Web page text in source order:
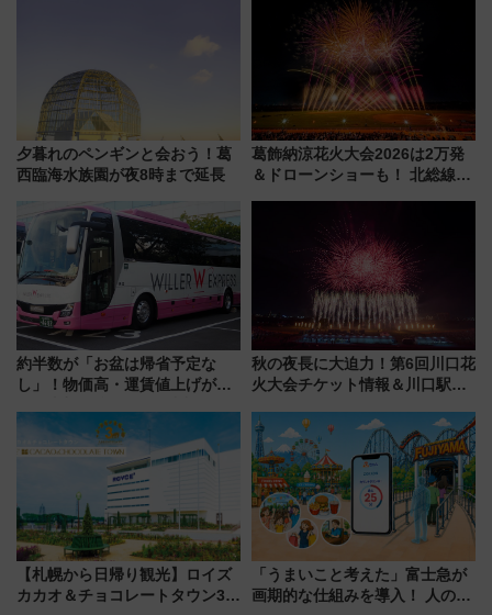
夕暮れのペンギンと会おう！葛
西臨海水族園が夜8時まで延長
葛飾納涼花火大会2026は2万発
＆ドローンショーも！ 北総線を
車、観覧スポット情報と周辺観
光まとめ（7/28開催）
約半数が「お盆は帰省予定な
し」！物価高・運賃値上げが財
りたいけど……【WILLER お盆
帰省動向調査】
秋の夜長に大迫力！第6回川口花
火大会チケット情報＆川口駅か
【札幌から日帰り観光】ロイズ
カカオ＆チョコレートタウン3周
「うまいこと考えた」富士急が
画期的な仕組みを導入！ 人のか